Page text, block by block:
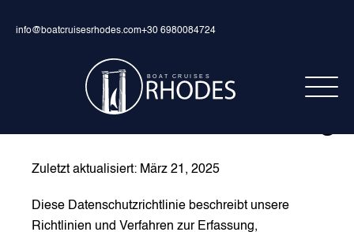
info@boatcruisesrhodes.com+30 6980084724
Zuletzt aktualisiert: März 21, 2025
Diese Datenschutzrichtlinie beschreibt unsere
Richtlinien und Verfahren zur Erfassung,